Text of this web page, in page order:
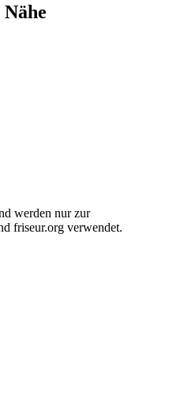
werden nur zur
friseur.org verwendet.